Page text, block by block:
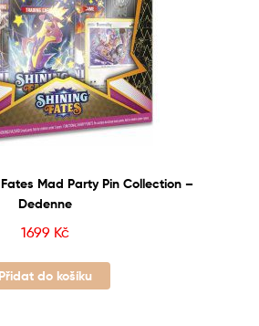
Mad Party Pin Collection –
Dedenne
1699 Kč
Přidat do košíku